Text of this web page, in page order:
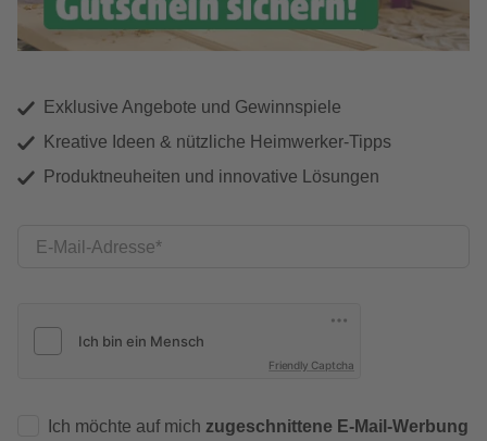
Exklusive Angebote und Gewinnspiele
Kreative Ideen & nützliche Heimwerker-Tipps
Produktneuheiten und innovative Lösungen
E-Mail-Adresse
Friendly Captcha
Ich möchte auf mich zugeschnittene E-Mail-Werbung